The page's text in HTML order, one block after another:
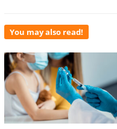
You may also read!